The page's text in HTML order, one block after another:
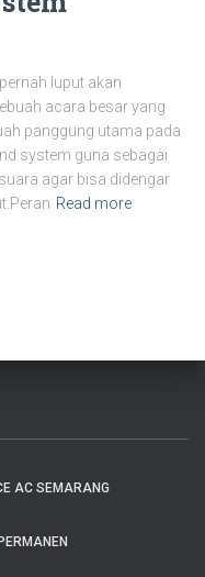
luput akan
acara besar yang
panggung utama pada
system guna sebagai
agar bisa didengar
Read more
AC SEMARANG